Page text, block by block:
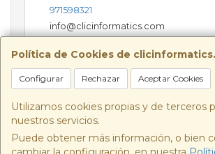
Política de Cookies de
Configurar Rechazar Aceptar Cookies
Utilizamos cookies propias y de terceros
nuestros servicios.
Puede obtener más información, o bien
971598321
info@clicinformatics.com
Horario
De lunes a viernes 9:00-13:30/16:00-19:30
10:00-13:00